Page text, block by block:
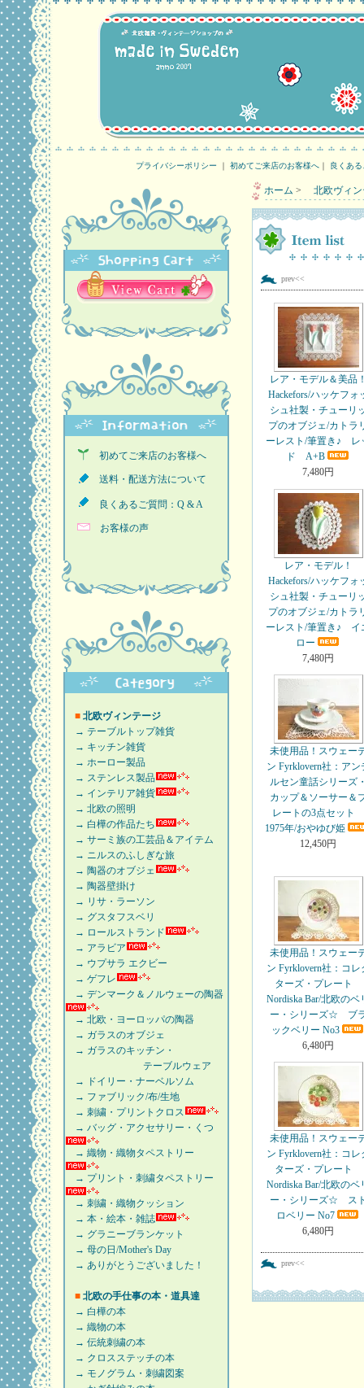
プライバシーポリシー ｜ 初めてご来店のお客様へ ｜ 良くあ
初めてご来店のお客様へ
送料・配送方法について
良くあるご質問：Q & A
お客様の声
■ 北欧ヴィンテージ
→ テーブルトップ雑貨
→ キッチン雑貨
→ ホーロー製品
→ ステンレス製品
→ インテリア雑貨
→ 北欧の照明
→ 白樺の作品たち
→ サーミ族の工芸品＆アイテム
→ ニルスのふしぎな旅
→ 陶器のオブジェ
→ 陶器壁掛け
→ リサ・ラーソン
→ グスタフスベリ
→ ロールストランド
→ アラビア
→ ウプサラ エクビー
→ ゲフレ
→ デンマーク＆ノルウェーの陶器
→ 北欧・ヨーロッパの陶器
→ ガラスのオブジェ
→ ガラスのキッチン・
テーブルウェア
→ ドイリー・ナーベルソム
→ ファブリック/布/生地
→ 刺繍・プリントクロス
→ バッグ・アクセサリー・くつ
→ 織物・織物タペストリー
→ プリント・刺繍タペストリー
→ 刺繍・織物クッション
→ 本・絵本・雑誌
→ グラニーブランケット
→ 母の日/Mother's Day
→ ありがとうございました！
■ 北欧の手仕事の本・道具達
→ 白樺の本
→ 織物の本
→ 伝統刺繍の本
→ クロスステッチの本
→ モノグラム・刺繍図案
ホーム > 北欧ヴィン
prev<<
レア・モデル＆美品
Hackefors/ハッケフォ
シュ社製・チューリ
プのオブジェ/カトラ
ーレスト/筆置き♪ レ
ド A+B
7,480円
レア・モデル！
Hackefors/ハッケフォ
シュ社製・チューリ
プのオブジェ/カトラ
ーレスト/筆置き♪ イ
ロー
7,480円
未使用品！スウェー
ン Fyrklovern社：アン
ルセン童話シリーズ
カップ＆ソーサー＆
レートの3点セット
1975年/おやゆび姫
12,450円
未使用品！スウェー
ン Fyrklovern社：コレ
ターズ・プレート
Nordiska Bar/北欧のベ
ー・シリーズ☆ ブ
ックベリー No3
6,480円
未使用品！スウェー
ン Fyrklovern社：コレ
ターズ・プレート
Nordiska Bar/北欧のベ
ー・シリーズ☆ ス
ロベリー No7
6,480円
prev<<